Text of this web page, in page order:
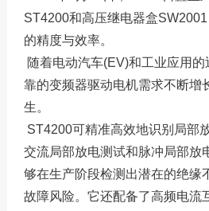
ST4200和高压继电器盒
的精度与效率。
随着电动汽车(EV)和工业应用
靠的变频器驱动电机需求不断增
生。
ST4200可精准高效地识别局部
交流局部放电测试和脉冲局部放
够在生产阶段检测出潜在的绝缘
故障风险。它还配备了高频电流